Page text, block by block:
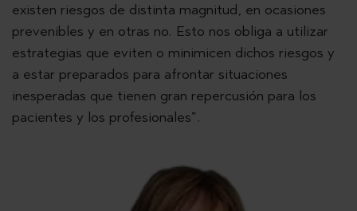
existen riesgos de distinta magnitud, en ocasiones
prevenibles y en otras no. Esto nos obliga a utilizar
estrategias que eviten o minimicen dichos riesgos y
a estar preparados para afrontar situaciones
inesperadas que tienen gran repercusión para los
pacientes y los profesionales”.